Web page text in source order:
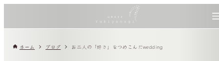
ホーム ブログ お二人の「好き」をつめこんだwedding